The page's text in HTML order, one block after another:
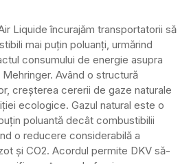
Liquide încurajăm transportatorii să
mai puțin poluanți, urmărind
consumului de energie asupra
Având o structură
creșterea cererii de gaze naturale
ecologice. Gazul natural este o
poluantă decât combustibilii
o reducere considerabilă a
și CO2. Acordul permite DKV să-